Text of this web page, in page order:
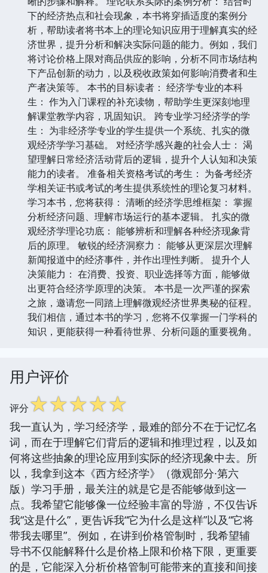
下的经济热点和社会现象，本书将穿插适度的案例分
析，帮助读者将书本上的理论知识应用于理解真实的经
济世界，提升分析和解决实际问题的能力。例如，我们
将讨论价格上限对商品供应的影响，分析不同市场结构
下产品创新的动力，以及税收政策如何影响消费者和生
产者决策等。 本书的目标读者： 经济学专业的本科
生： 作为入门课程的补充读物，帮助学生更深刻地理
解课堂教学内容，巩固知识。 跨专业学习经济学的学
生： 为非经济学专业的学生提供一个系统、扎实的微
观经济学学习基础。 对经济学感兴趣的社会人士： 渴
望理解日常经济活动背后的逻辑，提升个人认知和决策
能力的读者。 准备相关资格考试的考生： 为备考经济
学相关证书或考试的考生提供系统性的理论复习材料。
学习本书，您将获得： 清晰的经济学思维框架： 掌握
分析经济问题、理解市场运行的基本逻辑。 扎实的微
观经济学理论功底： 能够辨析和理解各种经济现象背
后的原理。 敏锐的经济洞察力： 能够从更深层次理解
新闻报道中的经济事件，并作出理性判断。 提升个人
决策能力： 在消费、投资、职业选择等方面，能够做
出更符合经济学原理的决策。 本书是一次严谨的探索
之旅，邀请您一同踏上理解微观经济世界奥秘的征程。
我们相信，通过本书的学习，您将不仅掌握一门学科的
知识，更能获得一种看待世界、分析问题的重要视角。
用户评价
评分☆☆☆☆☆
我一直认为，学习经济学，最难的部分不在于记忆名
词，而在于理解它们背后的逻辑和推理过程，以及如
何将这些抽象的理论应用到实际的经济现象中去。所
以，我拿到这本《西方经济学》（微观部分·第六
版）学习手册，最关注的就是它是否能够做到这一
点。我希望它能够像一位经验丰富的导游，不仅告诉
我“这是什么”，更告诉我“它为什么是这样”以及“它将
带我去哪里”。例如，在讲到价格管制时，我希望辅
导书不仅能解释什么是价格上限和价格下限，更重要
的是，它能深入分析价格管制可能带来的直接和间接